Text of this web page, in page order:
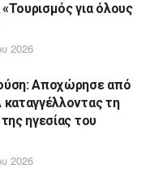
για όλους
2026
Αποχώρησε από
τη
ηγεσίας του
2026